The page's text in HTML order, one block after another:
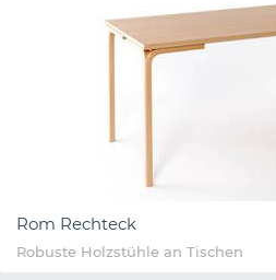
Rom Rechteck
Robuste Holzstühle an Tischen